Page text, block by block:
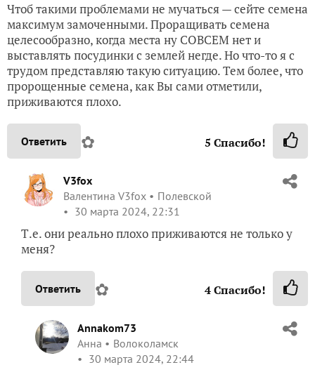
Чтоб такими проблемами не мучаться — сейте семена
максимум замоченными. Проращивать семена
целесообразно, когда места ну СОВСЕМ нет и
выставлять посудинки с землей негде. Но что-то я с
трудом представляю такую ситуацию. Тем более, что
пророщенные семена, как Вы сами отметили,
приживаются плохо.
Ответить ✿ 5 Спасибо!
V3fox
Валентина V3fox
Полевской
30 марта 2024, 22:31
Т.е. они реально плохо приживаются не только у
меня?
Ответить ✿ 4Спасибо!
Annakom73
Анна
Волоколамск
30 марта 2024, 22:44